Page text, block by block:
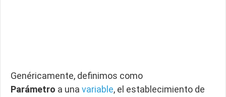
Genéricamente, definimos como
Parámetro a una variable, el establecimiento de